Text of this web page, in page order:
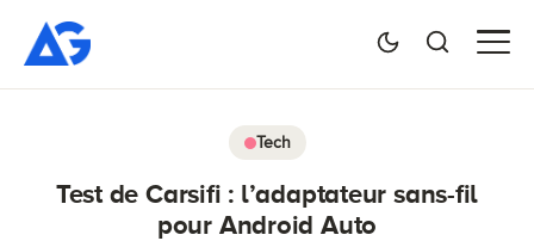
Tech
Test de Carsifi : l’adaptateur sans-fil
pour Android Auto